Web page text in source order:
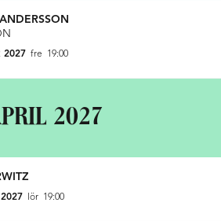
2027 fre 19:00
2027
lör 19:00